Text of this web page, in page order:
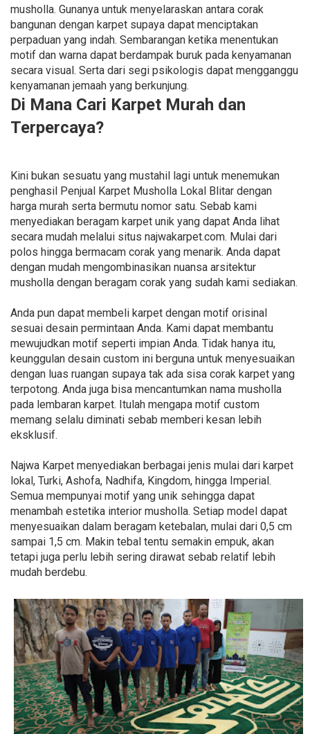
musholla. Gunanya untuk menyelaraskan antara corak
bangunan dengan karpet supaya dapat menciptakan
perpaduan yang indah. Sembarangan ketika menentukan
motif dan warna dapat berdampak buruk pada kenyamanan
secara visual. Serta dari segi psikologis dapat mengganggu
kenyamanan jemaah yang berkunjung.
Di Mana Cari Karpet Murah dan
Terpercaya?
Kini bukan sesuatu yang mustahil lagi untuk menemukan
penghasil Penjual Karpet Musholla Lokal Blitar dengan
harga murah serta bermutu nomor satu. Sebab kami
menyediakan beragam karpet unik yang dapat Anda lihat
secara mudah melalui situs najwakarpet.com. Mulai dari
polos hingga bermacam corak yang menarik. Anda dapat
dengan mudah mengombinasikan nuansa arsitektur
musholla dengan beragam corak yang sudah kami sediakan.
Anda pun dapat membeli karpet dengan motif orisinal
sesuai desain permintaan Anda. Kami dapat membantu
mewujudkan motif seperti impian Anda. Tidak hanya itu,
keunggulan desain custom ini berguna untuk menyesuaikan
dengan luas ruangan supaya tak ada sisa corak karpet yang
terpotong. Anda juga bisa mencantumkan nama musholla
pada lembaran karpet. Itulah mengapa motif custom
memang selalu diminati sebab memberi kesan lebih
eksklusif.
Najwa Karpet menyediakan berbagai jenis mulai dari karpet
lokal, Turki, Ashofa, Nadhifa, Kingdom, hingga Imperial.
Semua mempunyai motif yang unik sehingga dapat
menambah estetika interior musholla. Setiap model dapat
menyesuaikan dalam beragam ketebalan, mulai dari 0,5 cm
sampai 1,5 cm. Makin tebal tentu semakin empuk, akan
tetapi juga perlu lebih sering dirawat sebab relatif lebih
mudah berdebu.